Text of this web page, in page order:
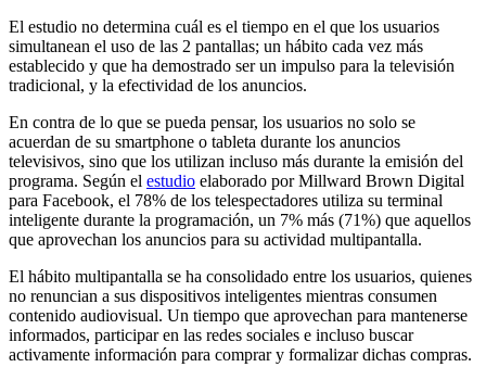
El estudio no determina cuál es el tiempo en el que los usuarios
simultanean el uso de las 2 pantallas; un hábito cada vez más
establecido y que ha demostrado ser un impulso para la televisión
tradicional, y la efectividad de los anuncios.
En contra de lo que se pueda pensar, los usuarios no solo se
acuerdan de su smartphone o tableta durante los anuncios
televisivos, sino que los utilizan incluso más durante la emisión del
programa. Según el estudio elaborado por Millward Brown Digital
para Facebook, el 78% de los telespectadores utiliza su terminal
inteligente durante la programación, un 7% más (71%) que aquellos
que aprovechan los anuncios para su actividad multipantalla.
El hábito multipantalla se ha consolidado entre los usuarios, quienes
no renuncian a sus dispositivos inteligentes mientras consumen
contenido audiovisual. Un tiempo que aprovechan para mantenerse
informados, participar en las redes sociales e incluso buscar
activamente información para comprar y formalizar dichas compras.